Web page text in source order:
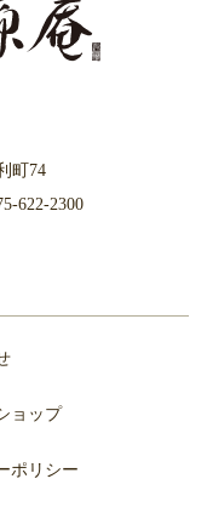
町74
622-2300
ョップ
ポリシー